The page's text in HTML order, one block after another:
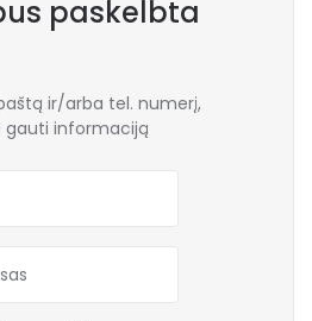
paskelbta
ir/arba tel. numerį,
gauti informaciją